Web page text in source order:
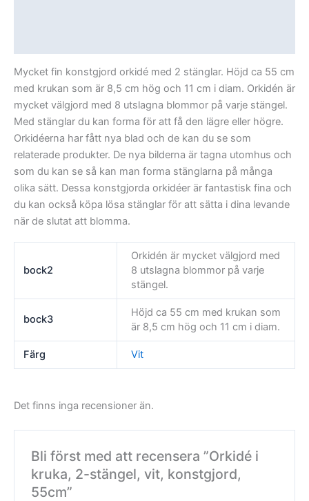
Mycket fin konstgjord orkidé med 2 stänglar. Höjd ca 55 cm
med krukan som är 8,5 cm hög och 11 cm i diam. Orkidén är
mycket välgjord med 8 utslagna blommor på varje stängel.
Med stänglar du kan forma för att få den lägre eller högre.
Orkidéerna har fått nya blad och de kan du se som
relaterade produkter. De nya bilderna är tagna utomhus och
som du kan se så kan man forma stänglarna på många
olika sätt. Dessa konstgjorda orkidéer är fantastisk fina och
du kan också köpa lösa stänglar för att sätta i dina levande
när de slutat att blomma.
bock2
Orkidén är mycket välgjord med
8 utslagna blommor på varje
stängel.
bock3
Höjd ca 55 cm med krukan som
är 8,5 cm hög och 11 cm i diam.
Färg Vit
Det finns inga recensioner än.
Bli först med att recensera ”Orkidé i
kruka, 2-stängel, vit, konstgjord,
55cm”